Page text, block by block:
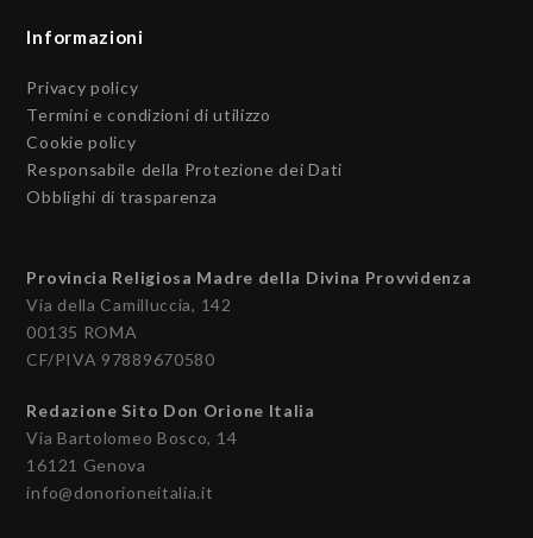
Informazioni
Privacy policy
Termini e condizioni di utilizzo
Cookie policy
Responsabile della Protezione dei Dati
Obblighi di trasparenza
Provincia Religiosa Madre della Divina Provvidenza
Via della Camilluccia, 142
00135 ROMA
CF/PIVA 97889670580
Redazione Sito Don Orione Italia
Via Bartolomeo Bosco, 14
16121 Genova
info@donorioneitalia.it